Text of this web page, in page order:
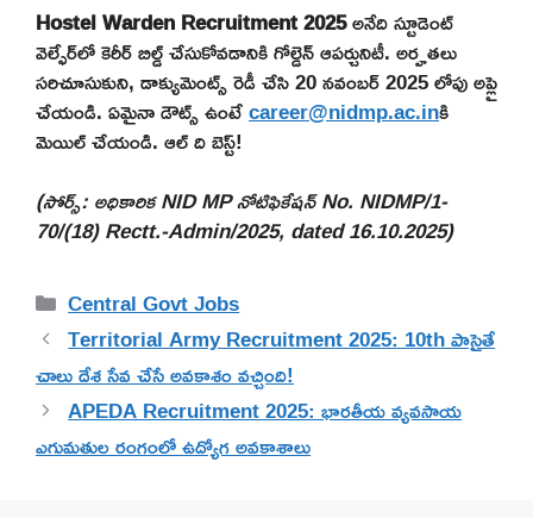
Hostel Warden Recruitment 2025అనేది స్టూడెంట్
వెల్ఫేర్‌లో కెరీర్ బిల్డ్ చేసుకోవడానికి గోల్డెన్ ఆపర్చునిటీ. అర్హతలు
సరిచూసుకుని, డాక్యుమెంట్స్ రెడీ చేసి 20 నవంబర్ 2025 లోపు అప్లై
చేయండి. ఏమైనా డౌట్స్ ఉంటేcareer@nidmp.ac.inకి
మెయిల్ చేయండి. ఆల్ ది బెస్ట్!
(సోర్స్: అధికారిక NID MP నోటిఫికేషన్ No. NIDMP/1-
70/(18) Rectt.-Admin/2025, dated 16.10.2025)
Categories
Central Govt Jobs
Territorial Army Recruitment 2025: 10th పాసైతే
చాలు దేశ సేవ చేసే అవకాశం వచ్చింది!
APEDA Recruitment 2025: భారతీయ వ్యవసాయ
ఎగుమతుల రంగంలో ఉద్యోగ అవకాశాలు